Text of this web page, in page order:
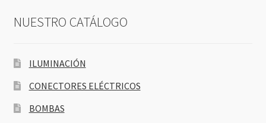
NUESTRO CATÁLOGO
ILUMINACIÓN
CONECTORES ELÉCTRICOS
BOMBAS